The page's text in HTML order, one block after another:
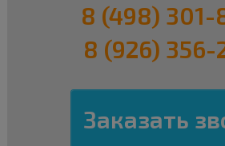
8 (498) 301-
8 (926) 356-